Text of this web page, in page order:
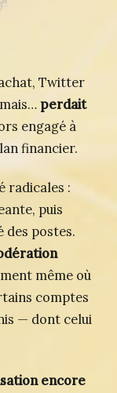
Twitter
perdait
engagé à
financier.
radicales :
puis
des postes.
même où
comptes
— dont celui
encore